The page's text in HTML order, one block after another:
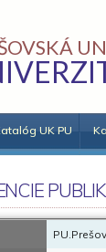
UK PU